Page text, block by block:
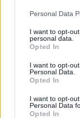
Personal Data
I want to opt-
personal data.
Opted In
I want to opt-
Personal Data.
Opted In
I want to opt-
Personal Data
Opted In
2026. augusztus